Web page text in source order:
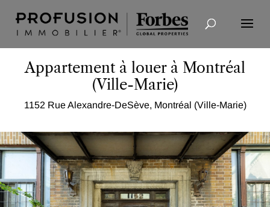
Recherche avancée
Appartement à louer à Montréal
(Ville-Marie)
1152 Rue Alexandre-DeSève, Montréal (Ville-Marie)